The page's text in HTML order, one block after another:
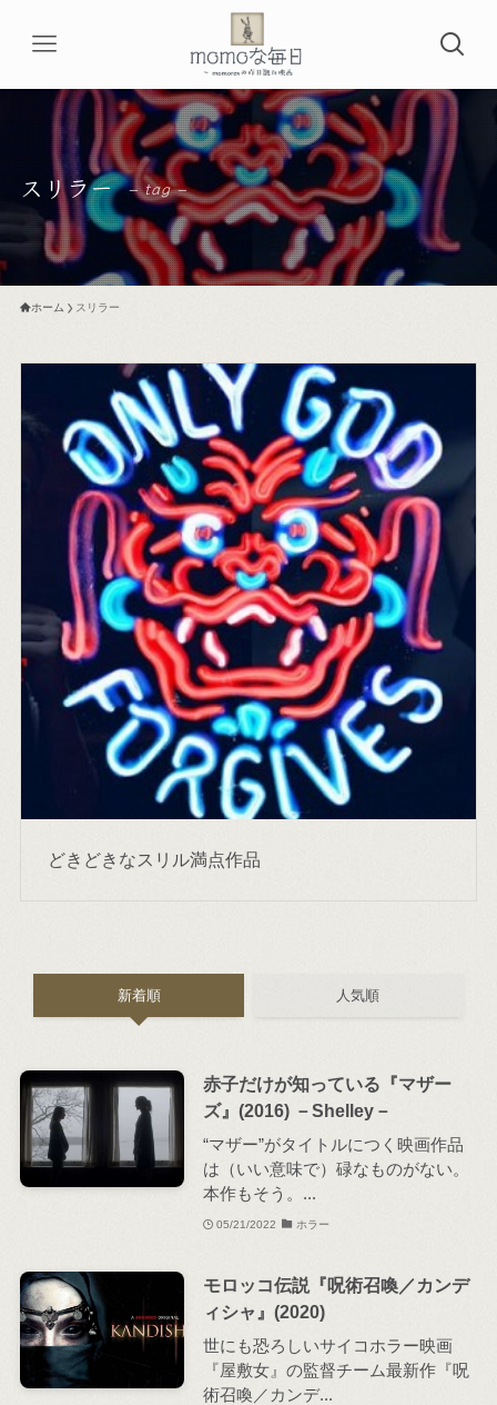
スリラー – tag –
ホーム スリラー
どきどきなスリル満点作品
新着順 人気順
赤子だけが知っている『マザー
ズ』(2016) －Shelley－
“マザー”がタイトルにつく映画作品
は（いい意味で）碌なものがない。
本作もそう。...
05/21/2022 ホラー
モロッコ伝説『呪術召喚／カンデ
ィシャ』(2020)
世にも恐ろしいサイコホラー映画
『屋敷女』の監督チーム最新作『呪
術召喚／カンデ...